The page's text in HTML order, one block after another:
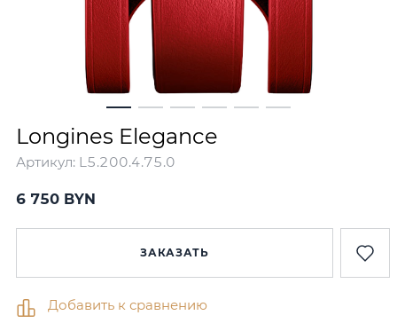
Longines Elegance
Артикул: L5.200.4.75.0
6 750 BYN
ЗАКАЗАТЬ
Добавить к сравнению